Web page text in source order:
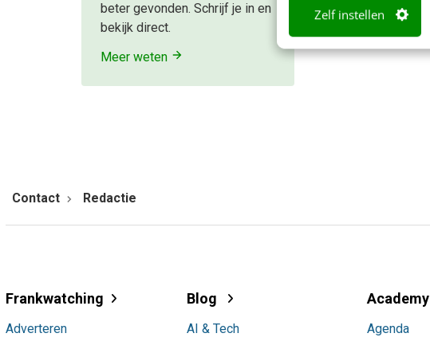
Zelf instellen
beter gevonden. Schrijf je in en
bekijk direct.
Meer weten
Contact Redactie
Frankwatching
Adverteren
Blog
AI & Tech
Academy
Agenda